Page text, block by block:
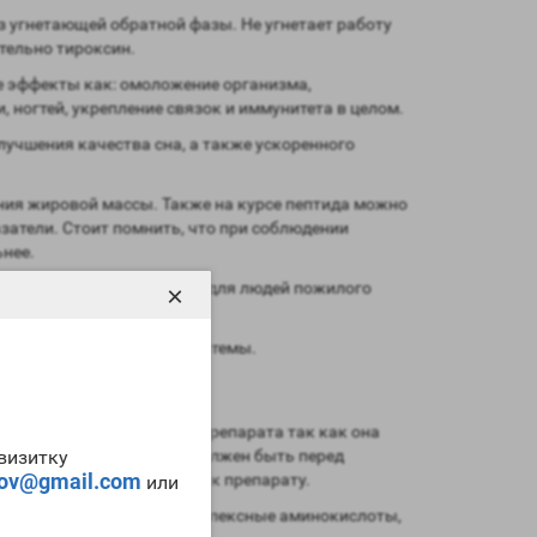
или
×
угнетающей обратной фазы. Не угнетает работу
тироксин.
эффекты как: омоложение организма,
укрепление связок и иммунитета в целом.
качества сна, а также ускоренного
жировой массы. Также на курсе пептида можно
Стоит помнить, что при соблюдении
что может быть полезно для людей пожилого
сосудистой системы.
инъекционную форму препарата так как она
тогда прием должен быть перед
как идет привыкание к препарату.
применять комплексные аминокислоты,